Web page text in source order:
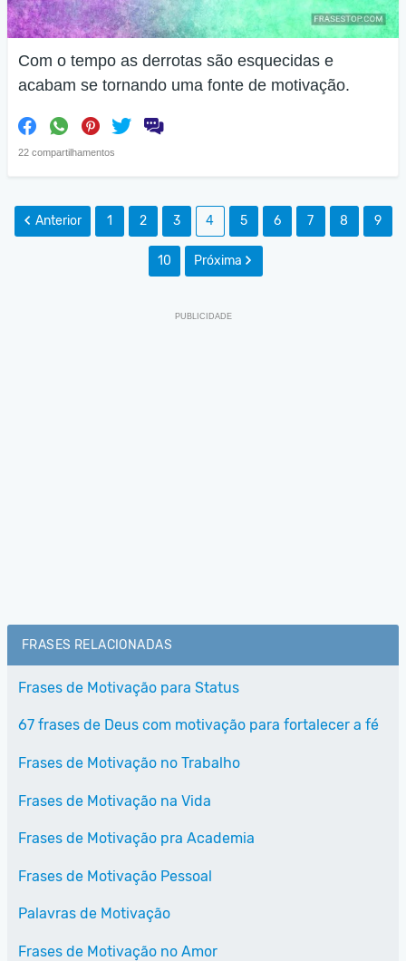
Com o tempo as derrotas são esquecidas e
acabam se tornando uma fonte de motivação.
22 compartilhamentos
Anterior 1 2 3 4 5 6 7 8 9
10 Próxima
FRASES RELACIONADAS
Frases de Motivação para Status
67 frases de Deus com motivação para fortalecer a fé
Frases de Motivação no Trabalho
Frases de Motivação na Vida
Frases de Motivação pra Academia
Frases de Motivação Pessoal
Palavras de Motivação
Frases de Motivação no Amor